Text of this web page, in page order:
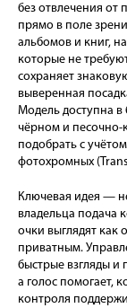
без отвлечения от
прямо в поле
альбомов и книг,
которые не
сохраняет
выверенная
Модель доступна в
чёрном и
подобрать с
фотохромных
Ключевая идея —
владельца подача
очки выглядят как
приватным.
быстрые взгляды и
а голос помогает,
контроля